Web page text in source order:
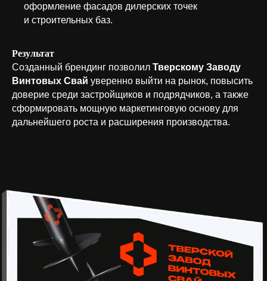
оформление фасадов дилерских точек
и строительных баз.
Результат
Созданный брендинг позволил Тверскому Заводу
Винтовых Свай уверенно выйти на рынок, повысить
доверие среди застройщиков и подрядчиков, а также
сформировать мощную маркетинговую основу для
дальнейшего роста и расширения производства.